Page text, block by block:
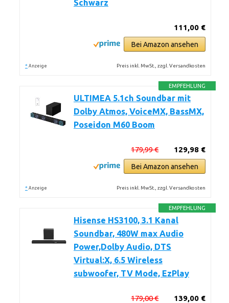
Schwarz
111,00 €
Bei Amazon ansehen
* Anzeige Preis inkl. MwSt., zzgl. Versandkosten
EMPFEHLUNG
ULTIMEA 5.1ch Soundbar mit
Dolby Atmos, VoiceMX, BassMX,
Poseidon M60 Boom
129,98 €
179,99 €
Bei Amazon ansehen
* Anzeige Preis inkl. MwSt., zzgl. Versandkosten
EMPFEHLUNG
Hisense HS3100, 3.1 Kanal
Soundbar, 480W max Audio
Power,Dolby Audio, DTS
Virtual:X, 6.5 Wireless
subwoofer, TV Mode, EzPlay
139,00 €
179,00 €